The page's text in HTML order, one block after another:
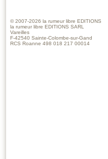
© 2007-2026 la rumeur libre EDITIONS
la rumeur libre EDITIONS SARL
Vareilles
F-42540 Sainte-Colombe-sur-Gand
RCS Roanne 498 018 217 00014